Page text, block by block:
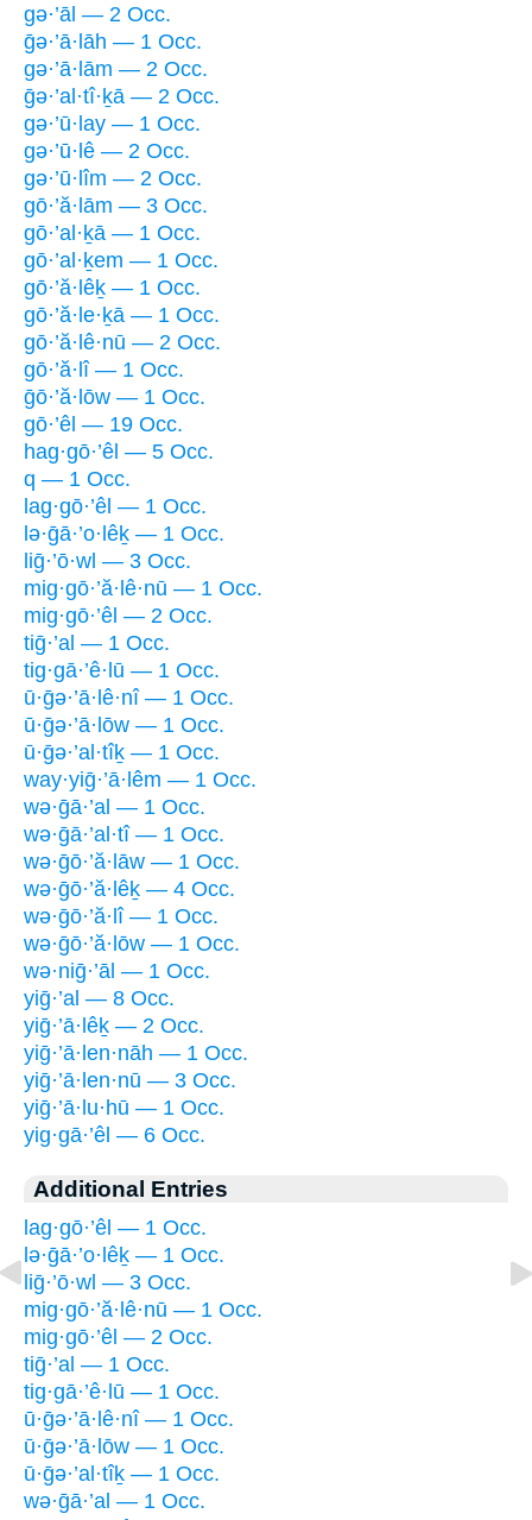
gə·’āl — 2 Occ.
ḡə·’ā·lāh — 1 Occ.
gə·’ā·lām — 2 Occ.
ḡə·’al·tî·ḵā — 2 Occ.
gə·’ū·lay — 1 Occ.
gə·’ū·lê — 2 Occ.
gə·’ū·lîm — 2 Occ.
gō·’ă·lām — 3 Occ.
gō·’al·ḵā — 1 Occ.
gō·’al·ḵem — 1 Occ.
gō·’ă·lêḵ — 1 Occ.
gō·’ă·le·ḵā — 1 Occ.
gō·’ă·lê·nū — 2 Occ.
gō·’ă·lî — 1 Occ.
ḡō·’ă·lōw — 1 Occ.
gō·’êl — 19 Occ.
hag·gō·’êl — 5 Occ.
q — 1 Occ.
lag·gō·’êl — 1 Occ.
lə·ḡā·’o·lêḵ — 1 Occ.
liḡ·’ō·wl — 3 Occ.
mig·gō·’ă·lê·nū — 1 Occ.
mig·gō·’êl — 2 Occ.
tiḡ·’al — 1 Occ.
tig·gā·’ê·lū — 1 Occ.
ū·ḡə·’ā·lê·nî — 1 Occ.
ū·ḡə·’ā·lōw — 1 Occ.
ū·ḡə·’al·tîḵ — 1 Occ.
way·yiḡ·’ā·lêm — 1 Occ.
wə·ḡā·’al — 1 Occ.
wə·ḡā·’al·tî — 1 Occ.
wə·ḡō·’ă·lāw — 1 Occ.
wə·ḡō·’ă·lêḵ — 4 Occ.
wə·ḡō·’ă·lî — 1 Occ.
wə·ḡō·’ă·lōw — 1 Occ.
wə·niḡ·’āl — 1 Occ.
yiḡ·’al — 8 Occ.
yiḡ·’ā·lêḵ — 2 Occ.
yiḡ·’ā·len·nāh — 1 Occ.
yiḡ·’ā·len·nū — 3 Occ.
yiḡ·’ā·lu·hū — 1 Occ.
yig·gā·’êl — 6 Occ.
Additional Entries
lag·gō·’êl — 1 Occ.
lə·ḡā·’o·lêḵ — 1 Occ.
liḡ·’ō·wl — 3 Occ.
mig·gō·’ă·lê·nū — 1 Occ.
mig·gō·’êl — 2 Occ.
tiḡ·’al — 1 Occ.
tig·gā·’ê·lū — 1 Occ.
ū·ḡə·’ā·lê·nî — 1 Occ.
ū·ḡə·’ā·lōw — 1 Occ.
ū·ḡə·’al·tîḵ — 1 Occ.
wə·ḡā·’al — 1 Occ.